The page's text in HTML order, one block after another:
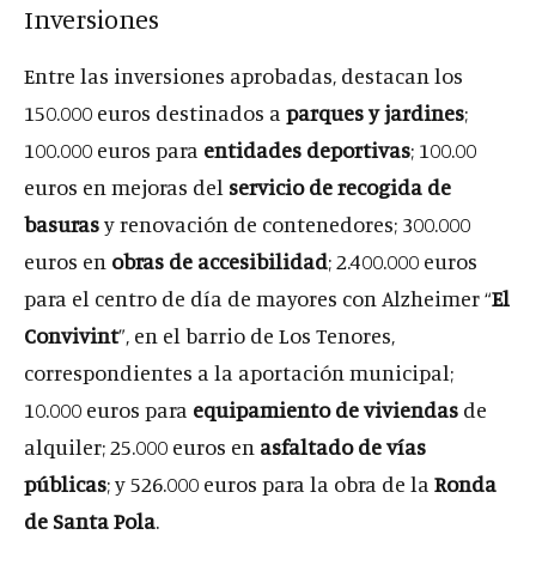
Inversiones
Entre las inversiones aprobadas, destacan los
150.000 euros destinados a parques y jardines;
100.000 euros para entidades deportivas; 100.00
euros en mejoras del servicio de recogida de
basurasy renovación de contenedores; 300.000
euros en obras de accesibilidad; 2.400.000 euros
para el centro de día de mayores con Alzheimer “El
Convivint”, en el barrio de Los Tenores,
correspondientes a la aportación municipal;
10.000 euros para equipamiento de viviendas de
alquiler; 25.000 euros en asfaltado de vías
públicas; y 526.000 euros para la obra de la Ronda
de Santa Pola.